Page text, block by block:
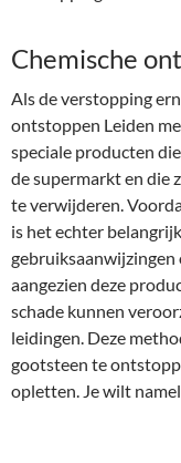
Chemische
Als de verstopping
ontstoppen Leiden
speciale producten
de supermarkt en die
te verwijderen.
is het echter
gebruiksaanwijzingen
aangezien deze
schade kunnen
leidingen. Deze
gootsteen te
opletten. Je wilt